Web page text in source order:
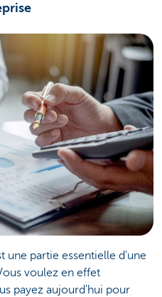
partie essentielle d'une
voulez en effet
payez aujourd'hui pour